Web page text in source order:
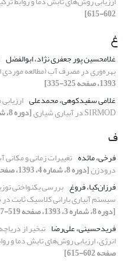
602-615]
غ
غلامحسین پور جعفری نژاد، ابوالفضل
بهره‌وری در مصرف آب (مطالعه موردی
1393، صفحه 325-335]
غلامی سفیدکوهی، محمدعلی
SIRMOD در آبیاری شیاری [دوره 8، شماره 3، 1393، صفحه 473-483]
ف
فرخی، مائده تغییرات زمانی و
درودزن[دوره 8، شماره 4، 1393، صفحه 684-693]
فرزان‌کیا، فروغ بررسی یکنواختی
سیستم آبیاری بارانی کلاسیک ثابت
[دوره 8، شماره 3، 1393، صفحه 519-527]
فریدحسینی، علی‌رضا تبخیر از
انرژی، ارزیابی روش‌های تابش دما و
صفحه 602-615]